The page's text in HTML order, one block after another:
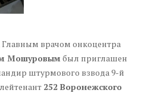
Главным врачом онкоцентра
Мошуровым был приглашен
штурмового взвода 9-й
252 Воронежского